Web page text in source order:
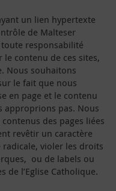
un lien hypertexte
de Malteser
responsabilité
contenu de ces sites,
Nous souhaitons
le fait que nous
en page et le contenu
approprions pas. Nous
des pages liées
revêtir un caractère
violer les droits
ou de labels ou
l’Eglise Catholique.